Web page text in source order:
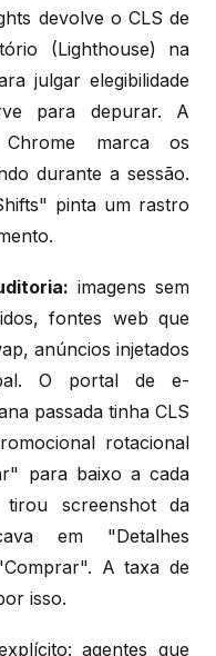
devolve o CLS de
(Lighthouse) na
julgar elegibilidade
para depurar. A
marca os
durante a sessão.
pinta um rastro
imagens sem
fontes web que
anúncios injetados
O portal de e-
passada tinha CLS
rotacional
para baixo a cada
screenshot da
em "Detalhes
A taxa de
isso.
agentes que